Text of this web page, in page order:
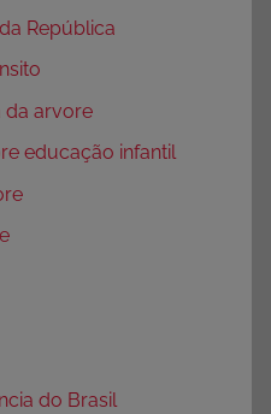
República
da arvore
educação infantil
do Brasil